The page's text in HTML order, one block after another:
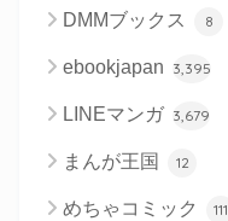
DMMブックス 8
ebookjapan 3,395
LINEマンガ 3,679
まんが王国 12
めちゃコミック 111